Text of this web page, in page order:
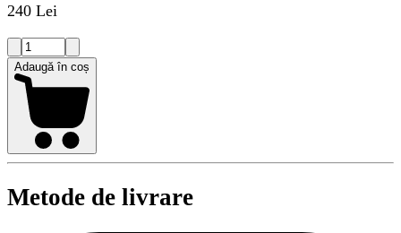
240 Lei
Adaugă în coș
Metode de livrare